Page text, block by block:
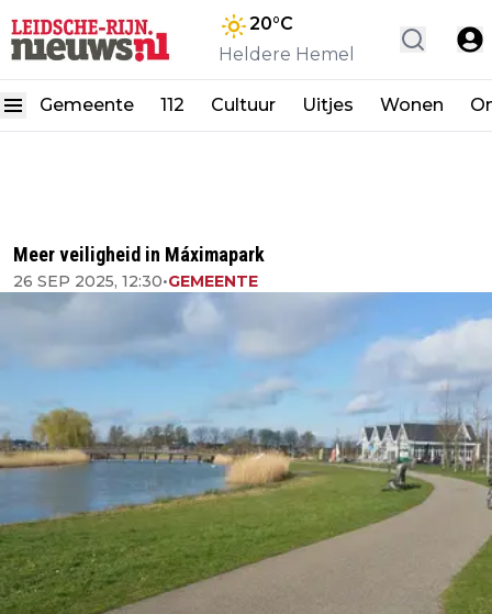
20°C
Heldere Hemel
Gemeente 112 Cultuur Uitjes Wonen
Meer veiligheid in Máximapark
26 SEP 2025, 12:30•GEMEENTE